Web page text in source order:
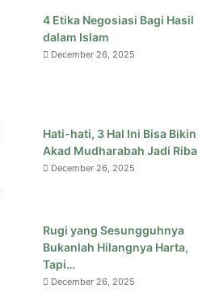
4 Etika Negosiasi Bagi Hasil
dalam Islam
December 26, 2025
Hati-hati, 3 Hal Ini Bisa Bikin
Akad Mudharabah Jadi Riba
December 26, 2025
Rugi yang Sesungguhnya
Bukanlah Hilangnya Harta,
Tapi…
December 26, 2025